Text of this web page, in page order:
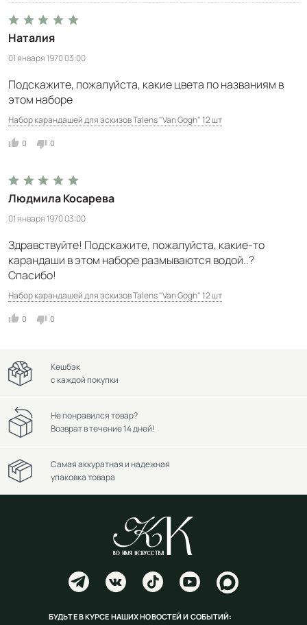
Наталия
01 января 1970 03:00
Подскажите, пожалуйста, какие цвета по названиям в
этом наборе
Набор карандашей для эскизов Talens "Van Gogh" 12 шт
0 0
Людмила Косарева
01 января 1970 03:00
Здравствуйте! Подскажите, пожалуйста, какие-то
карандаши в этом наборе размываются водой..?
Спасибо!
Набор карандашей для эскизов Talens "Van Gogh" 12 шт
0 0
Кешбэк
с каждой покупки
Не понравился товар?
Возврат в течение 14 дней!
Самая аккуратная и надежная
упаковка товара
БУДЬТЕ В КУРСЕ НАШИХ НОВОСТЕЙ И СОБЫТИЙ: